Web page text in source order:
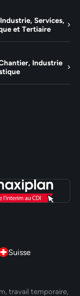
Services,
et Tertiaire
Industrie
Suisse
travail temporaire,